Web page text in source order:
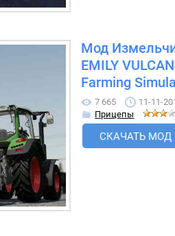
Мод
EMILY
Farming
7 665
11-11-
Прицепы
СКАЧАТЬ МОД